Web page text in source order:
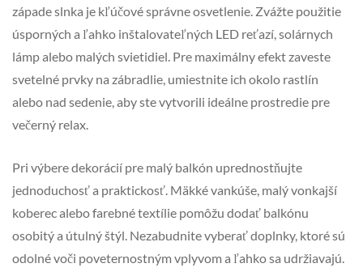
západe slnka je kľúčové správne osvetlenie. Zvážte použitie
úsporných a ľahko inštalovateľných LED reťazí, solárnych
lámp alebo malých svietidiel. Pre maximálny efekt zaveste
svetelné prvky na zábradlie, umiestnite ich okolo rastlín
alebo nad sedenie, aby ste vytvorili ideálne prostredie pre
večerný relax.
Pri výbere dekorácií pre malý balkón uprednostňujte
jednoduchosť a praktickosť. Mäkké vankúše, malý vonkajší
koberec alebo farebné textílie pomôžu dodať balkónu
osobitý a útulný štýl. Nezabudnite vyberať doplnky, ktoré sú
odolné voči poveternostným vplyvom a ľahko sa udržiavajú.